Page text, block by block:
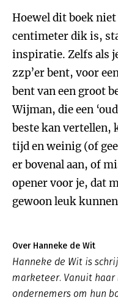
Hoewel dit boek niet
centimeter dik is,
inspiratie. Zelfs als
zzp’er bent, voor
bent van een groot
Wijman, die een
beste kan vertellen,
tijd en weinig (of
er bovenal aan, of
opener voor je, dat
gewoon leuk
Over Hanneke de Wit
Hanneke de Wit is
marketeer. Vanuit
ondernemers om hun